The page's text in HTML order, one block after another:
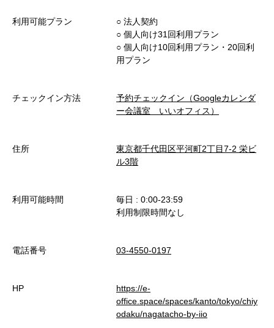
利用可能プラン
○︎ 法人契約
○︎ 個人向け31回利用プラン
○︎ 個人向け10回利用プラン・20回利
用プラン
チェックイン方法
予約チェックイン（Googleカレンダ
ー会議室 いいオフィス）
住所
東京都千代田区平河町2丁目7-2 栄ビ
ル3階
利用可能時間
毎日 : 0:00-23:59
利用制限時間なし
電話番号 03-4550-0197
HP
https://e-
office.space/spaces/kanto/tokyo/chiy
odaku/nagatacho-by-iio